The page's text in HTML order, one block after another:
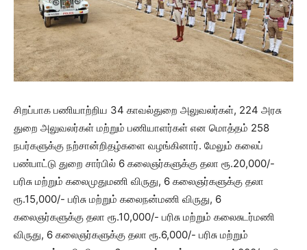
சிறப்பாக பணியாற்றிய 34 காவல்துறை அலுவலர்கள், 224 அரசு
துறை அலுவலர்கள் மற்றும் பணியாளர்கள் என மொத்தம் 258
நபர்களுக்கு நற்சான்றிதழ்களை வழங்கினார். மேலும் கலைப்
பண்பாட்டு துறை சார்பில் 6 கலைஞர்களுக்கு தலா ரூ.20,000/-
பரிசு மற்றும் கலைமுதுமணி விருது, 6 கலைஞர்களுக்கு தலா
ரூ.15,000/- பரிசு மற்றும் கலைநன்மணி விருது, 6
கலைஞர்களுக்கு தலா ரூ.10,000/- பரிசு மற்றும் கலைசுடர்மணி
விருது, 6 கலைஞர்களுக்கு தலா ரூ.6,000/- பரிசு மற்றும்